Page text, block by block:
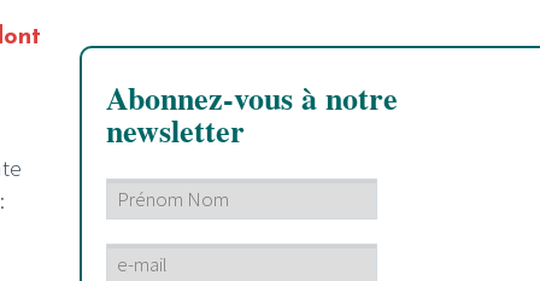
Abonnez-vous à notre
newsletter